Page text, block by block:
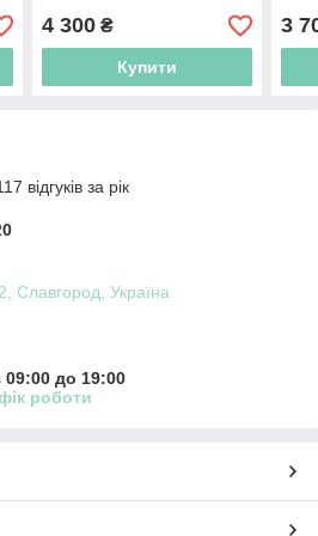
4 300₴
Купити
3
відгуків за рік
Славгород, Україна
09:00 до 19:00
роботи